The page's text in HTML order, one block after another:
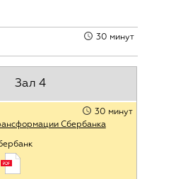
30 минут
Зал 4
30 минут
Сбербанка